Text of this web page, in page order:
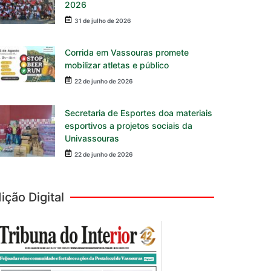
2026
31 de julho de 2026
Corrida em Vassouras promete
mobilizar atletas e público
22 de junho de 2026
Secretaria de Esportes doa materiais
esportivos a projetos sociais da
Univassouras
22 de junho de 2026
Digital